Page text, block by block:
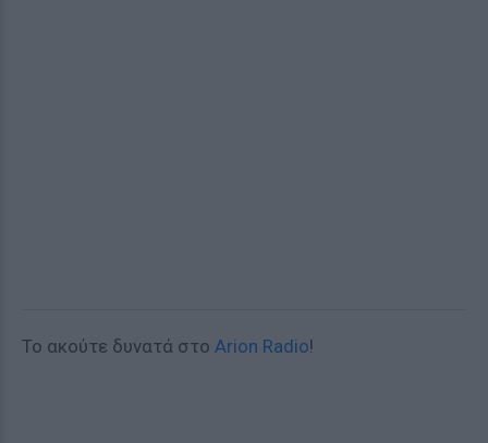
Το ακούτε δυνατά στο Arion Radio!